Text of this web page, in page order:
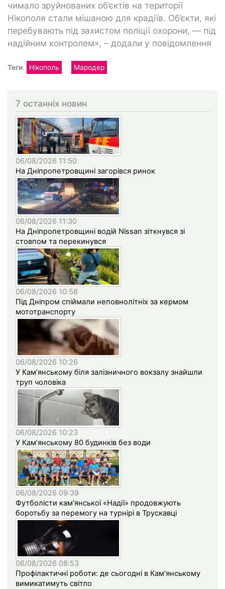
чимало зруйнованих об’єктів на території
Нікополя стали мішаною для крадіїв. Об’єкти, які
перебувають під захистом поліції охорони, — під
надійним контролем», – додали у повідомлення
Теги Нікополь Мародер
7 останніх новин
06/08/2026 11:50
На Дніпропетровщині загорівся ринок
06/08/2026 11:30
На Дніпропетровщині водій Nissan зіткнувся зі
стовпом та перекинувся
06/08/2026 10:58
Під Дніпром спіймали неповнолітніх за кермом
мототранспорту
06/08/2026 10:26
У Кам’янському біля залізничного вокзалу знайшли
труп чоловіка
06/08/2026 10:23
У Кам’янському 80 будинків без води
06/08/2026 09:39
Футболісти кам'янської «Надії» продовжують
боротьбу за перемогу на турнірі в Трускавці
06/08/2026 08:53
Профілактичні роботи: де сьогодні в Кам'янському
вимикатимуть світло